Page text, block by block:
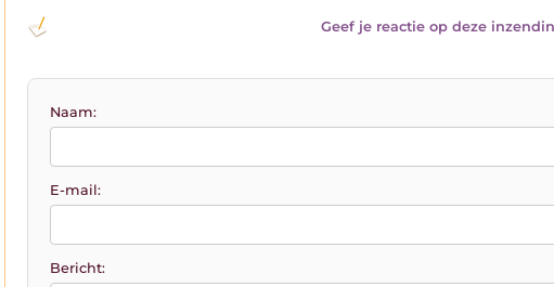
Geef je reactie op deze
Naam:
E-mail:
Bericht: